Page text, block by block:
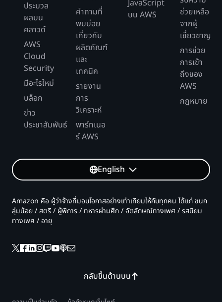
ประมวล
ผลบน
คลาวด์
AWS
Cloud
Security
มีอะไรใหม่
บล็อก
ข่าว
ประชาสัมพันธ์
คำถามที่
พบบ่อย
เกี่ยวกับ
ผลิตภัณฑ์
และ
เทคนิค
รายงาน
การ
วิเคราะห์
พาร์ทเนอ
ร์ AWS
JavaScript
บน AWS
ช่วยเหลือ
จากผู้
เชี่ยวชาญ
การช่วย
การเข้า
ถึงของ
AWS
กฎหมาย
English
กลับขึ้นด้านบน
Amazon คือ ผู้ว่าจ้างที่มอบโอกาสอย่างเท่าเทียมให้กับทุกคน ได้แก่ ชนก
ลุ่มน้อย / สตรี / ผู้พิการ / ทหารผ่านศึก / อัตลักษณ์ทางเพศ / รสนิยม
ทางเพศ / อายุ